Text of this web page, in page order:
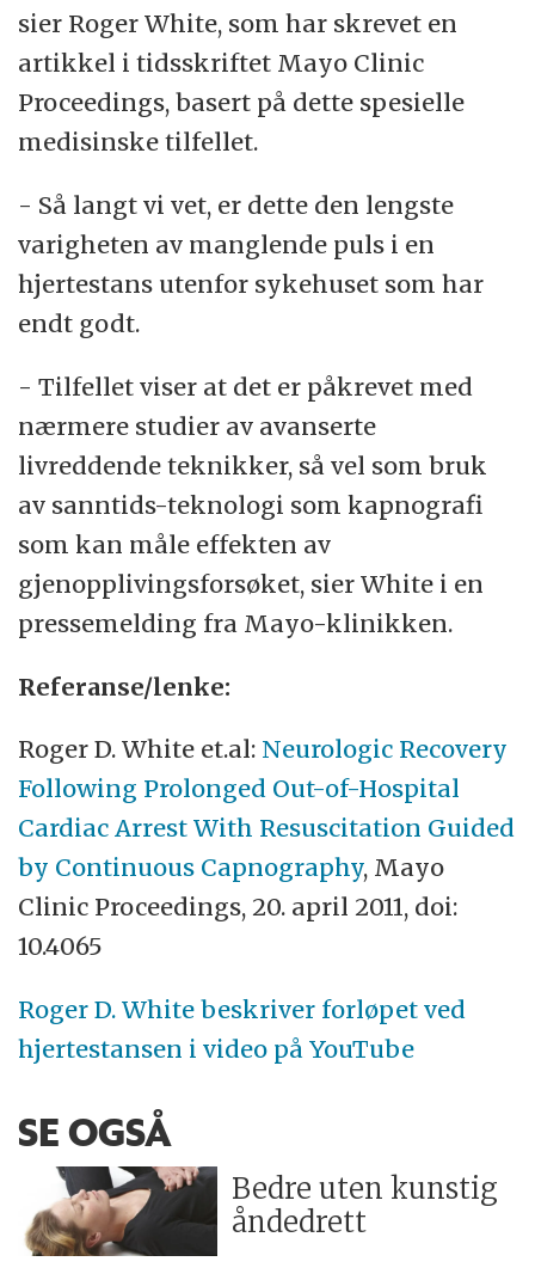
sier Roger White, som har skrevet en
artikkel i tidsskriftet Mayo Clinic
Proceedings, basert på dette spesielle
medisinske tilfellet.
- Så langt vi vet, er dette den lengste
varigheten av manglende puls i en
hjertestans utenfor sykehuset som har
endt godt.
- Tilfellet viser at det er påkrevet med
nærmere studier av avanserte
livreddende teknikker, så vel som bruk
av sanntids-teknologi som kapnografi
som kan måle effekten av
gjenopplivingsforsøket, sier White i en
pressemelding fra Mayo-klinikken.
Referanse/lenke:
Roger D. White et.al: Neurologic Recovery
Following Prolonged Out-of-Hospital
Cardiac Arrest With Resuscitation Guided
by Continuous Capnography, Mayo
Clinic Proceedings, 20. april 2011, doi:
10.4065
Roger D. White beskriver forløpet ved
hjertestansen i video på YouTube
SE OGSÅ
Bedre uten kunstig
åndedrett